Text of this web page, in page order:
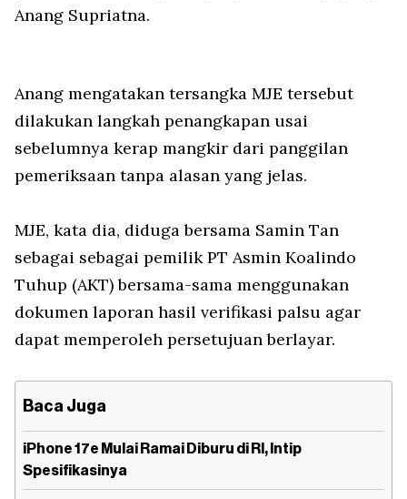
Anang Supriatna.
Anang mengatakan tersangka MJE tersebut
dilakukan langkah penangkapan usai
sebelumnya kerap mangkir dari panggilan
pemeriksaan tanpa alasan yang jelas.
MJE, kata dia, diduga bersama Samin Tan
sebagai sebagai pemilik PT Asmin Koalindo
Tuhup (AKT) bersama-sama menggunakan
dokumen laporan hasil verifikasi palsu agar
dapat memperoleh persetujuan berlayar.
Baca Juga
iPhone 17e Mulai Ramai Diburu di RI, Intip
Spesifikasinya